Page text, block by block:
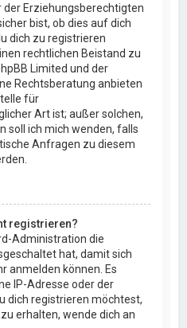
Erziehungsberechtigten
bist, ob dies auf dich
dich zu registrieren
rechtlichen Beistand zu
Limited und der
Rechtsberatung anbieten
für
Art ist; außer solchen,
soll ich mich wenden, falls
Anfragen zu diesem
registrieren?
Administration die
hat, damit sich
anmelden können. Es
IP-Adresse oder der
dich registrieren möchtest,
erhalten, wende dich an